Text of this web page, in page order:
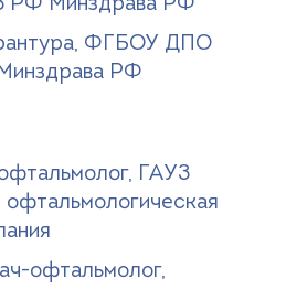
Минздрава РФ
ФГБОУ ДПО
РФ
ГАУЗ
офтальмологическая
офтальмолог,